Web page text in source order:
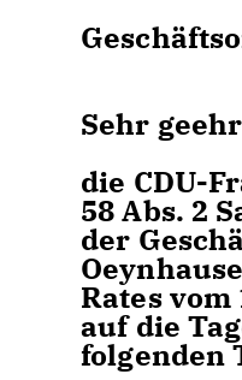
Sehr
die CDU-
58 Abs. 2
der
Rates vom
auf die